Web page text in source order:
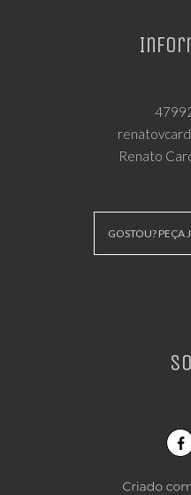
Renato
GOSTOU? PEÇA